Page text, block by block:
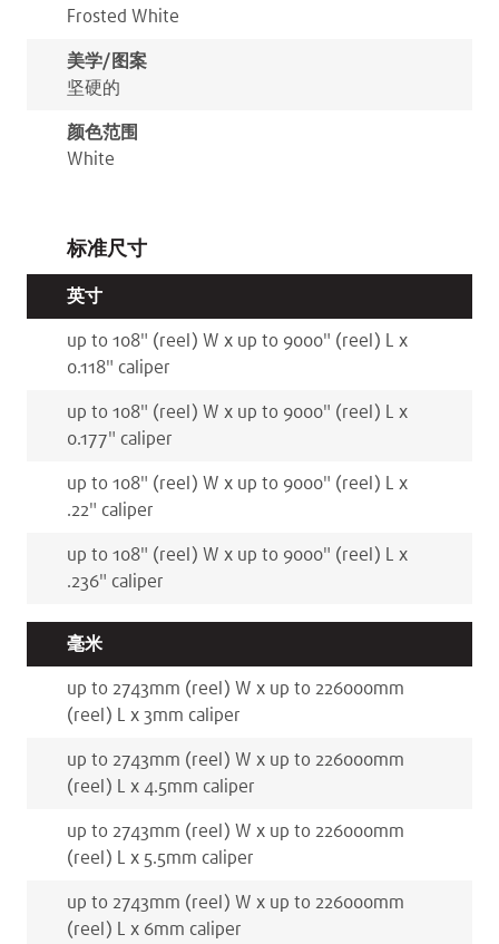
Frosted White
美学/图案
坚硬的
颜色范围
White
标准尺寸
英寸
up to 108" (reel) W x up to 9000" (reel) L x
0.118" caliper
up to 108" (reel) W x up to 9000" (reel) L x
0.177" caliper
up to 108" (reel) W x up to 9000" (reel) L x
.22" caliper
up to 108" (reel) W x up to 9000" (reel) L x
.236" caliper
毫米
up to 2743mm (reel) W x up to 226000mm
(reel) L x 3mm caliper
up to 2743mm (reel) W x up to 226000mm
(reel) L x 4.5mm caliper
up to 2743mm (reel) W x up to 226000mm
(reel) L x 5.5mm caliper
up to 2743mm (reel) W x up to 226000mm
(reel) L x 6mm caliper